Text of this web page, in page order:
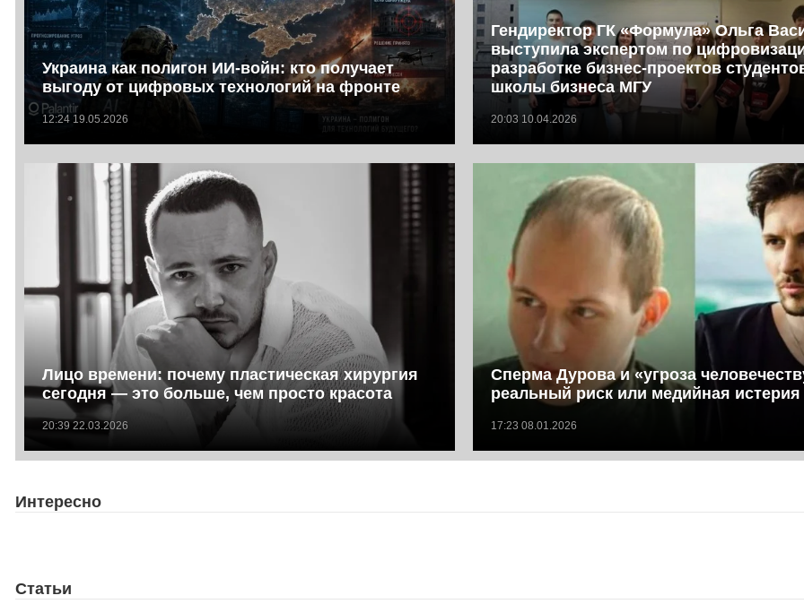
Украина как полигон ИИ-войн: кто получает
выгоду от цифровых технологий на фронте
12:24 19.05.2026
Гендиректор ГК «Формула» Ольга
выступила экспертом по
разработке бизнес-проектов
школы бизнеса МГУ
20:03 10.04.2026
Лицо времени: почему пластическая хирургия
сегодня — это больше, чем просто красота
20:39 22.03.2026
Сперма Дурова и «угроза
реальный риск или медийная истерия
17:23 08.01.2026
Интересно
Статьи